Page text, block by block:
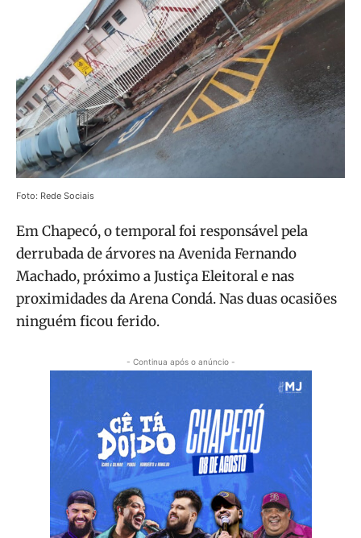
Foto: Rede Sociais
Em Chapecó, o temporal foi responsável pela
derrubada de árvores na Avenida Fernando
Machado, próximo a Justiça Eleitoral e nas
proximidades da Arena Condá. Nas duas ocasiões
ninguém ficou ferido.
- Continua após o anúncio -